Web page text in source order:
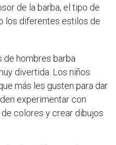
de la barba, el tipo de
los diferentes estilos de
de hombres barba
divertida. Los niños
más les gusten para dar
experimentar con
colores y crear dibujos